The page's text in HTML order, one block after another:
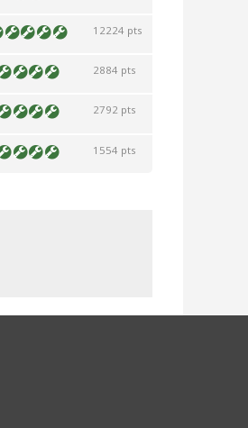
12224 pts
2884 pts
2792 pts
1554 pts